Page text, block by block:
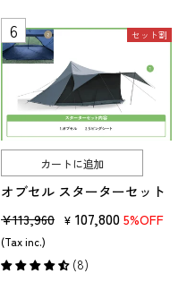
セット割
カートに追加
オブセル スターターセット
販
売
価
¥113,960 セ
ル
¥ 107,800 5%OFF
(Tax inc.)
(8)